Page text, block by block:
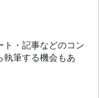
ト・記事などのコン
執筆する機会もあ